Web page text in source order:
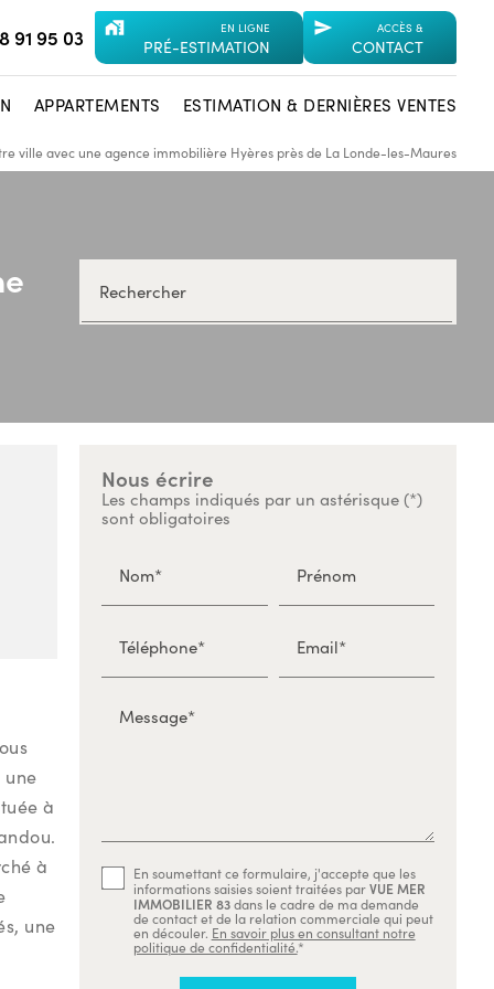
91 95 03 maps_home_work EN LIGNE
PRÉ-ESTIMATION
send ACCÈS &
CONTACT
APPARTEMENTS ESTIMATION & DERNIÈRES VENTES
ville avec une agence immobilière Hyères près de La Londe-les-Maures
Rechercher
une
à
à
une
Nous écrire
Les champs indiqués par un astérisque (*)
sont obligatoires
Nom* Prénom
Téléphone* Email*
Message*
En soumettant ce formulaire, j'accepte que les
informations saisies soient traitées parVUE MER
IMMOBILIER 83dans le cadre de ma demande
de contact et de la relation commerciale qui peut
en découler. En savoir plus en consultant notre
politique de confidentialité.*